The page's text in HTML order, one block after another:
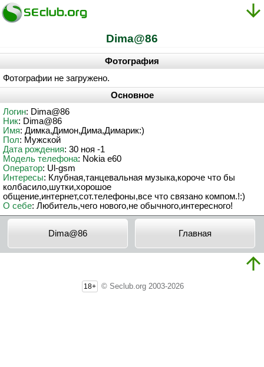
Dima@86
Фотография
Фотографии не загружено.
Основное
Логин: Dima@86
Ник: Dima@86
Имя: Димка,Димон,Дима,Димарик:)
Пол: Мужской
Дата рождения: 30 ноя -1
Модель телефона: Nokia e60
Оператор: Ul-gsm
Интересы: Клубная,танцевальная музыка,короче что бы
колбасило,шутки,хорошое
общение,интернет,сот.телефоны,все что связано компом.!:)
О себе: Любитель,чего нового,не обычного,интересного!
Dima@86 Главная
18+ © Seclub.org 2003-2026